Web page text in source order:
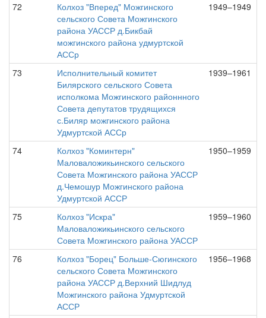
72
Колхоз "Вперед" Можгинского
сельского Совета Можгинского
района УАССР д.Бикбай
можгинского района удмуртской
АССр
1949–1949
73
Исполнительный комитет
Билярского сельского Совета
исполкома Можгинского районнного
Совета депутатов трудящихся
с.Биляр можгинского района
Удмуртской АССр
1939–1961
74
Колхоз "Коминтерн"
Маловаложикьинского сельского
Совета Можгинского района УАССР
д.Чемошур Можгинского района
Удмуртской АССР
1950–1959
75
Колхоз "Искра"
Маловаложикьинского сельского
Совета Можгинского района УАССР
1959–1960
76
Колхоз "Борец" Больше-Сюгинского
сельского Совета Можгинского
района УАССР д.Верхний Шидлуд
Можгинского района Удмуртской
АССР
1956–1968